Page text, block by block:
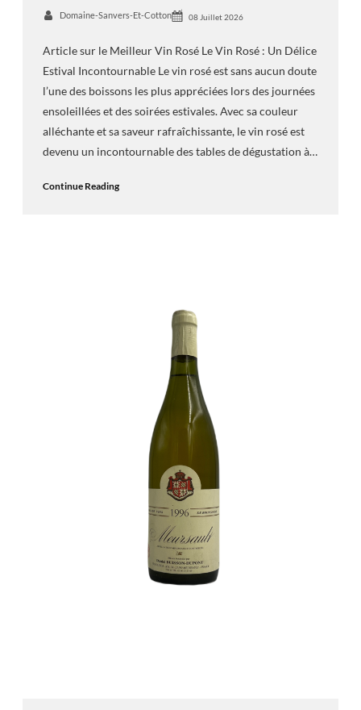
Domaine-Sanvers-Et-Cotton 08 Juillet 2026
Article sur le Meilleur Vin Rosé Le Vin Rosé : Un Délice
Estival Incontournable Le vin rosé est sans aucun doute
l’une des boissons les plus appréciées lors des journées
ensoleillées et des soirées estivales. Avec sa couleur
alléchante et sa saveur rafraîchissante, le vin rosé est
devenu un incontournable des tables de dégustation à…
Continue Reading